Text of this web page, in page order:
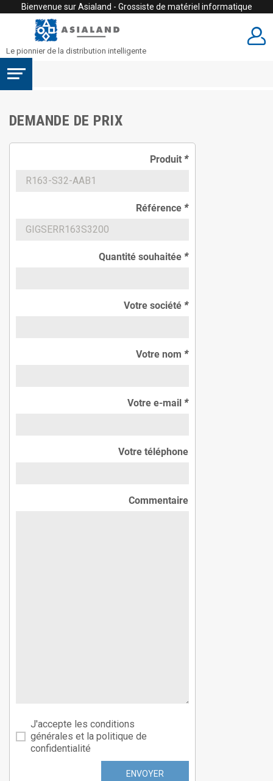
Bienvenue sur Asialand - Grossiste de matériel informatique
Le pionnier de la distribution intelligente
DEMANDE DE PRIX
Produit *
Référence *
Quantité souhaitée *
Votre société *
Votre nom *
Votre e-mail *
Votre téléphone
Commentaire
J'accepte les conditions
générales et la politique de
confidentialité
ENVOYER